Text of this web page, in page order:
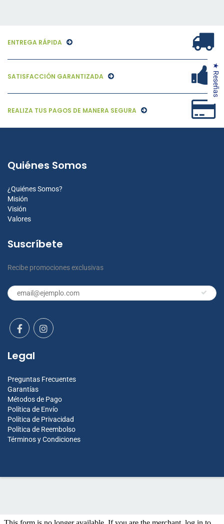
ENTREGA RÁPIDA
SATISFACCIÓN GARANTIZADA
REALIZA TUS PAGOS DE MANERA SEGURA
Quiénes Somos
¿Quiénes Somos?
Misión
Visión
Valores
Suscríbete
Recibe promociones exclusivas
Legal
Preguntas Frecuentes
Garantías
Métodos de Pago
Política de Envío
Política de Privacidad
Política de Reembolso
Términos y Condiciones
★ Reseñas